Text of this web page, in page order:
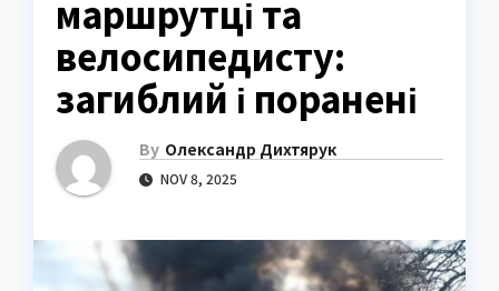
маршрутці та
велосипедисту:
загиблий і поранені
By Олександр Дихтярук
NOV 8, 2025